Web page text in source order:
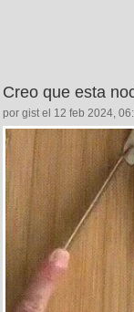
Creo que esta
por gist el 12 feb 2024,